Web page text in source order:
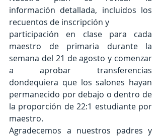
información detallada, incluidos los
recuentos de inscripción y
participación en clase para cada
maestro de primaria durante la
semana del 21 de agosto y comenzar
a aprobar transferencias
dondequiera que los salones hayan
permanecido por debajo o dentro de
la proporción de 22:1 estudiante por
maestro.
Agradecemos a nuestros padres y